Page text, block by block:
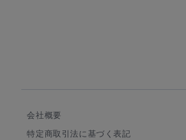
会社概要
特定商取引法に基づく表記